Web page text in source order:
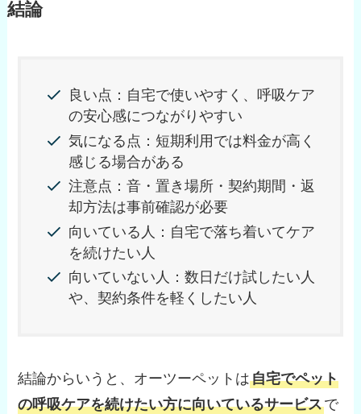
結論
良い点：自宅で使いやすく、呼吸ケア
の安心感につながりやすい
気になる点：短期利用では料金が高く
感じる場合がある
注意点：音・置き場所・契約期間・返
却方法は事前確認が必要
向いている人：自宅で落ち着いてケア
を続けたい人
向いていない人：数日だけ試したい人
や、契約条件を軽くしたい人
結論からいうと、オーツーペットは自宅でペット
の呼吸ケアを続けたい方に向いているサービスで